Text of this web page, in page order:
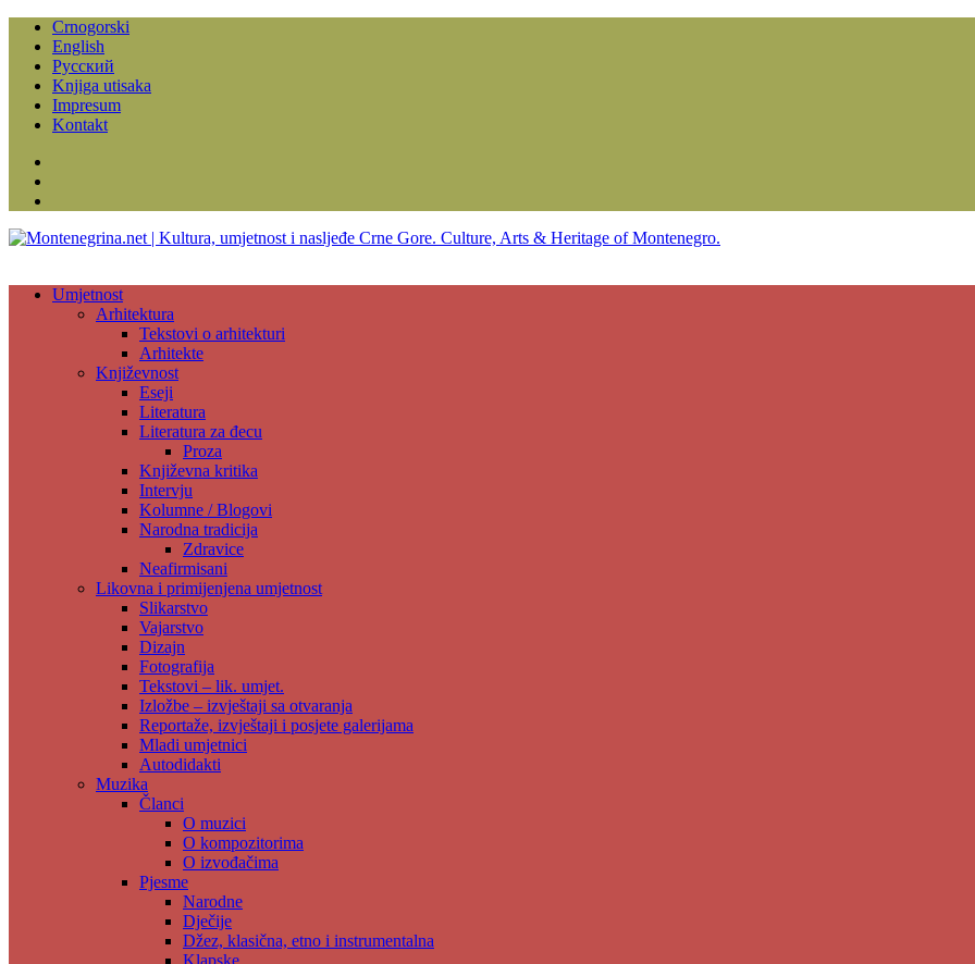
Crnogorski
English
Русский
Knjiga utisaka
Impresum
Kontakt
Umjetnost
Arhitektura
Tekstovi o arhitekturi
Arhitekte
Književnost
Eseji
Literatura
Literatura za đecu
Proza
Književna kritika
Intervju
Kolumne / Blogovi
Narodna tradicija
Zdravice
Neafirmisani
Likovna i primijenjena umjetnost
Slikarstvo
Vajarstvo
Dizajn
Fotografija
Tekstovi – lik. umjet.
Izložbe – izvještaji sa otvaranja
Reportaže, izvještaji i posjete galerijama
Mladi umjetnici
Autodidakti
Muzika
Članci
O muzici
O kompozitorima
O izvođačima
Pjesme
Narodne
Dječije
Džez, klasična, etno i instrumentalna
Klapske